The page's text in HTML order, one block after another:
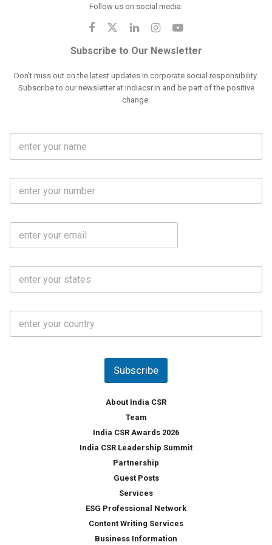
Follow us on social media:
Subscribe to Our Newsletter
Don't miss out on the latest updates in corporate social responsibility.
Subscribe to our newsletter at indiacsr.in and be part of the positive
change.
F
l
m
M
b
N
E
a
S
a
*
C
u
Subscribe
About India CSR
Team
India CSR Awards 2026
India CSR Leadership Summit
Partnership
Guest Posts
Services
ESG Professional Network
Content Writing Services
Business Information